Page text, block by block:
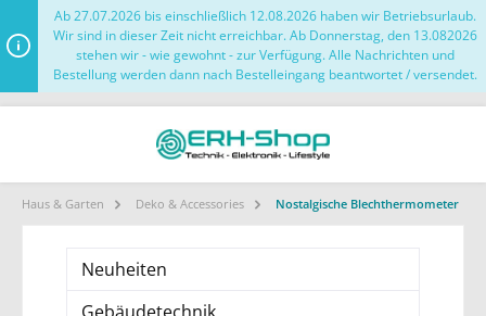
Ab 27.07.2026 bis einschließlich 12.08.2026 haben wir Betriebsurlaub.
Wir sind in dieser Zeit nicht erreichbar. Ab Donnerstag, den 13.082026
stehen wir - wie gewohnt - zur Verfügung. Alle Nachrichten und
Bestellung werden dann nach Bestelleingang beantwortet / versendet.
Haus & Garten Deko & Accessories Nostalgische Blechthermometer
Neuheiten
Gebäudetechnik